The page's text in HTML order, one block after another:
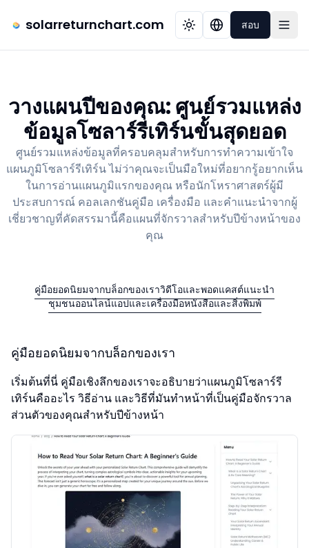
solarreturnchart.com สอบ
วางแผนปีของคุณ: ศูนย์รวมแหล่ง
ข้อมูลโซลาร์รีเทิร์นขั้นสุดยอด
ศูนย์รวมแหล่งข้อมูลที่ครอบคลุมสำหรับการทำความเข้าใจ
แผนภูมิโซลาร์รีเทิร์น ไม่ว่าคุณจะเป็นมือใหม่ที่อยากรู้อยากเห็น
ในการอ่านแผนภูมิแรกของคุณ หรือนักโหราศาสตร์ผู้มี
ประสบการณ์ คอลเลกชันคู่มือ เครื่องมือ และคำแนะนำจากผู้
เชี่ยวชาญที่คัดสรรมานี้คือแผนที่จักรวาลสำหรับปีข้างหน้าของ
คุณ
คู่มือยอดนิยมจากบล็อกของเราวิดีโอและพอดแคสต์แนะนำ
ชุมชนออนไลน์แอปและเครื่องมือหนังสือและสิ่งพิมพ์
คู่มือยอดนิยมจากบล็อกของเรา
เริ่มต้นที่นี่ คู่มือเชิงลึกของเราจะอธิบายว่าแผนภูมิโซลาร์รี
เทิร์นคืออะไร วิธีอ่าน และวิธีที่มันทำหน้าที่เป็นคู่มือจักรวาล
ส่วนตัวของคุณสำหรับปีข้างหน้า